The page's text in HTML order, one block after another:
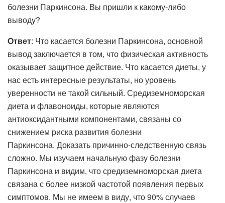
болезни Паркинсона. Вы пришли к какому-либо
выводу?
Ответ: Что касается болезни Паркинсона, основной
вывод заключается в том, что физическая активность
оказывает защитное действие. Что касается диеты, у
нас есть интересные результаты, но уровень
уверенности не такой сильный. Средиземноморская
диета и флавоноиды, которые являются
антиоксидантными компонентами, связаны со
снижением риска развития болезни
Паркинсона. Доказать причинно-следственную связь
сложно. Мы изучаем начальную фазу болезни
Паркинсона и видим, что средиземноморская диета
связана с более низкой частотой появления первых
симптомов. Мы не имеем в виду, что 90% случаев